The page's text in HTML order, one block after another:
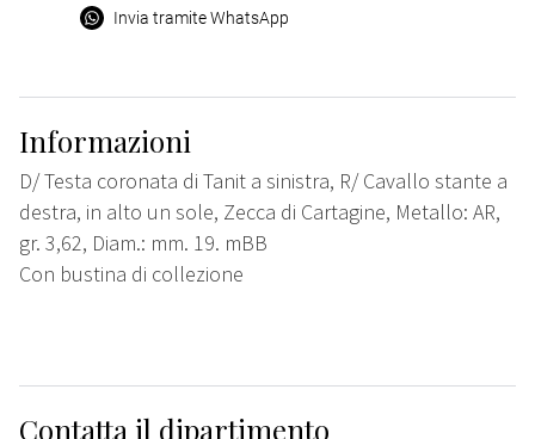
Invia tramite WhatsApp
Informazioni
D/ Testa coronata di Tanit a sinistra, R/ Cavallo stante a
destra, in alto un sole, Zecca di Cartagine, Metallo: AR,
gr. 3,62, Diam.: mm. 19. mBB
Con bustina di collezione
Contatta il dipartimento